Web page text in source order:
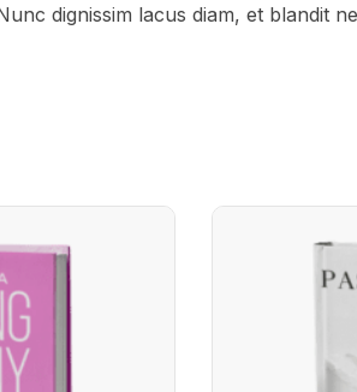
dignissim lacus diam, et blandit